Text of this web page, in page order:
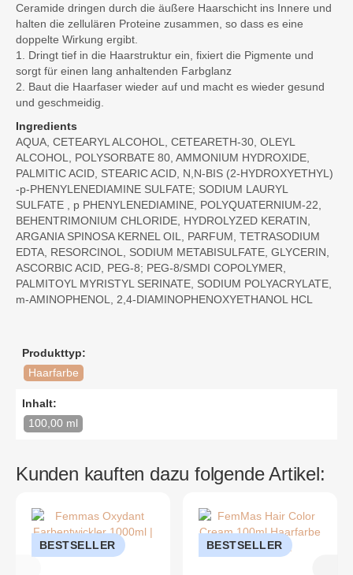
Ceramide dringen durch die äußere Haarschicht ins Innere und
halten die zellulären Proteine zusammen, so dass es eine
doppelte Wirkung ergibt.
1. Dringt tief in die Haarstruktur ein, fixiert die Pigmente und
sorgt für einen lang anhaltenden Farbglanz
2. Baut die Haarfaser wieder auf und macht es wieder gesund
und geschmeidig.
Ingredients
AQUA, CETEARYL ALCOHOL, CETEARETH-30, OLEYL
ALCOHOL, POLYSORBATE 80, AMMONIUM HYDROXIDE,
PALMITIC ACID, STEARIC ACID, N,N-BIS (2-HYDROXYETHYL)
-p-PHENYLENEDIAMINE SULFATE; SODIUM LAURYL
SULFATE , p PHENYLENEDIAMINE, POLYQUATERNIUM-22,
BEHENTRIMONIUM CHLORIDE, HYDROLYZED KERATIN,
ARGANIA SPINOSA KERNEL OIL, PARFUM, TETRASODIUM
EDTA, RESORCINOL, SODIUM METABISULFATE, GLYCERIN,
ASCORBIC ACID, PEG-8; PEG-8/SMDI COPOLYMER,
PALMITOYL MYRISTYL SERINATE, SODIUM POLYACRYLATE,
m-AMINOPHENOL, 2,4-DIAMINOPHENOXYETHANOL HCL
Produkttyp:
Haarfarbe
Inhalt:
100,00 ml
Kunden kauften dazu folgende Artikel:
BESTSELLER BESTSELLER